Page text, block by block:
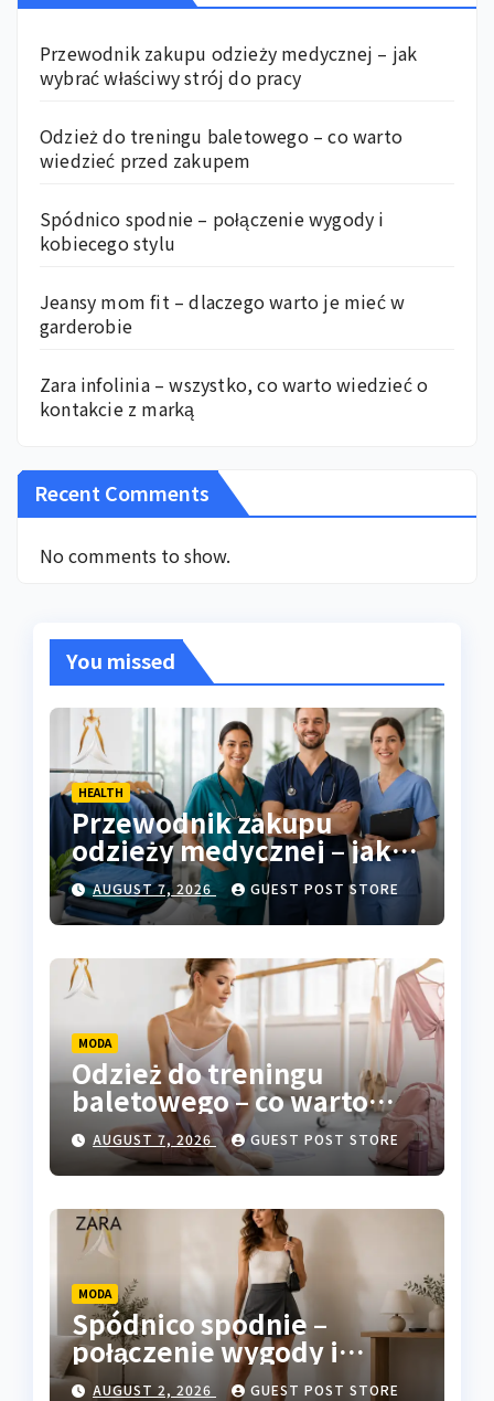
Przewodnik zakupu odzieży medycznej – jak
wybrać właściwy strój do pracy
Odzież do treningu baletowego – co warto
wiedzieć przed zakupem
Spódnico spodnie – połączenie wygody i
kobiecego stylu
Jeansy mom fit – dlaczego warto je mieć w
garderobie
Zara infolinia – wszystko, co warto wiedzieć o
kontakcie z marką
Recent Comments
No comments to show.
You missed
HEALTH
Przewodnik zakupu
odzieży medycznej – jak
wybrać właściwy strój do
pracy
AUGUST 7, 2026 GUEST POST STORE
MODA
Odzież do treningu
baletowego – co warto
wiedzieć przed zakupem
AUGUST 7, 2026 GUEST POST STORE
MODA
Spódnico spodnie –
połączenie wygody i
kobiecego stylu
AUGUST 2, 2026 GUEST POST STORE